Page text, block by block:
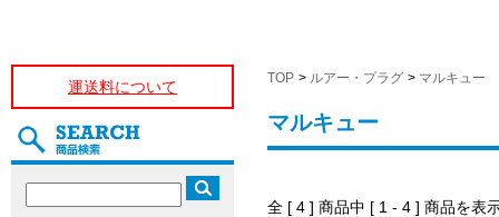
TOP > ルアー・プラグ > マルキュー
マルキュー
全 [ 4 ] 商品中 [ 1 - 4 ] 商品を表
運送料について